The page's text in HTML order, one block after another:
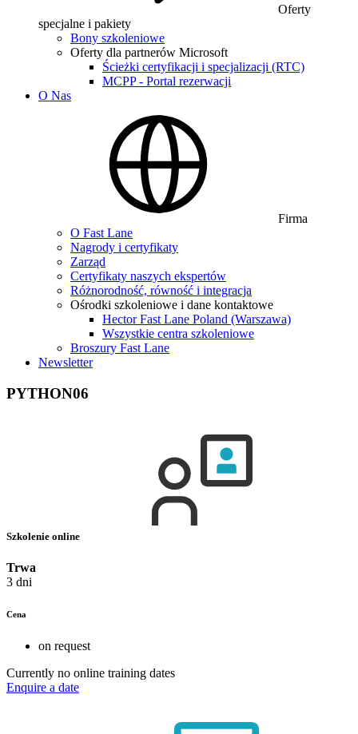
Oferty
specjalne i pakiety
Bony szkoleniowe
Oferty dla partnerów Microsoft
Ścieżki certyfikacji i specjalizacji (RTC)
MCPP - Portal rezerwacji
O Nas
Firma
O Fast Lane
Nagrody i certyfikaty
Zarząd
Certyfikaty naszych ekspertów
Różnorodność, równość i integracja
Ośrodki szkoleniowe i dane kontaktowe
Hector Fast Lane Poland (Warszawa)
Wszystkie centra szkoleniowe
Broszury Fast Lane
Newsletter
PYTHON06
Szkolenie online
Trwa
3 dni
Cena
on request
Currently no online training dates
Enquire a date